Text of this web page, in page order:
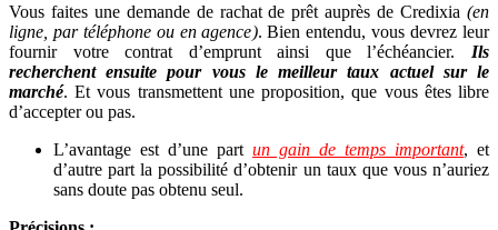
Vous faites une demande de rachat de prêt auprès de Credixia (en
ligne, par téléphone ou en agence). Bien entendu, vous devrez leur
fournir votre contrat d’emprunt ainsi que l’échéancier. Ils
recherchent ensuite pour vous le meilleur taux actuel sur le
marché. Et vous transmettent une proposition, que vous êtes libre
d’accepter ou pas.
L’avantage est d’une part un gain de temps important, et
d’autre part la possibilité d’obtenir un taux que vous n’auriez
sans doute pas obtenu seul.